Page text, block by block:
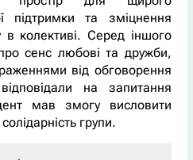
підтримки та зміцнення
в колективі. Серед іншого
сенс любові та дружби,
від обговорення
на запитання
мав змогу висловити
групи.